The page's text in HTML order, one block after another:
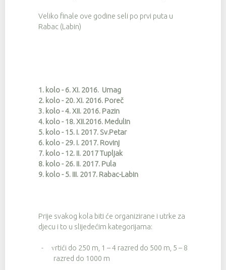
Veliko finale ove godine seli po prvi puta u
Rabac (Labin)
1. kolo - 6. XI. 2016. Umag
2. kolo - 20. XI. 2016. Poreč
3. kolo - 4. XII. 2016. Pazin
4. kolo - 18. XII.2016. Medulin
5. kolo - 15. I. 2017. Sv.Petar
6. kolo - 29. I. 2017. Rovinj
7. kolo - 12. II. 2017 Tupljak
8. kolo - 26. II. 2017. Pula
9. kolo - 5. III. 2017. Rabac-Labin
Prije svakog kola biti će organizirane i utrke za
djecu i to u slijedećim kategorijama:
- V rtići do 250 m, 1 – 4 razred do 500 m, 5 – 8
razred do 1000 m